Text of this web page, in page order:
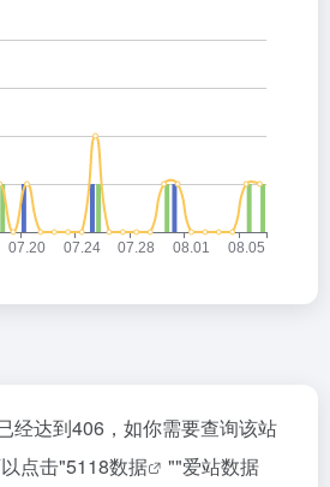
经达到406，如你需要查询该站
点击"5118数据 ""爱站数据